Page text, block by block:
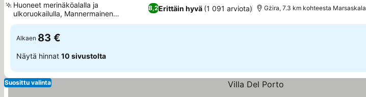
8,2Erittäin hyvä (1 091 arviota)
Huoneet merinäköalalla ja
ulkoruokailulla, Mannermainen
aamiainen tuoreilla leivonnaisilla
Gżira, 7.3 km kohteesta Marsaskala
Alkaen 83 €
Näytä hinnat 10 sivustolta
Suosittu valinta